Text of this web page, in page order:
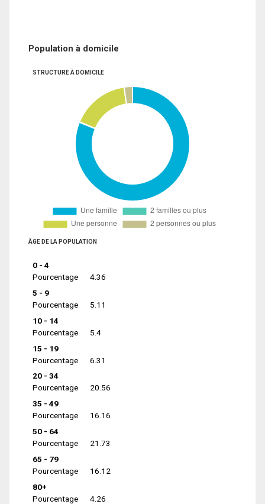
Population à domicile
STRUCTURE À DOMICILE
ÂGE DE LA POPULATION
0 - 4
Pourcentage
4.36
5 - 9
Pourcentage
5.11
10 - 14
Pourcentage
5.4
15 - 19
Pourcentage
6.31
20 - 34
Pourcentage
20.56
35 - 49
Pourcentage
16.16
50 - 64
Pourcentage
21.73
65 - 79
Pourcentage
16.12
80+
Pourcentage
4.26